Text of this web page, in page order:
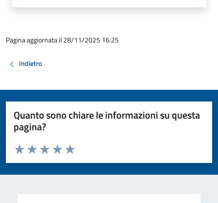
Pagina aggiornata il 28/11/2025 16:25
Indietro
Quanto sono chiare le informazioni su questa
pagina?
Valuta da 1 a 5 stelle la pagina
Valuta 5 stelle su 5
Valuta 4 stelle su 5
Valuta 3 stelle su 5
Valuta 2 stelle su 5
Valuta 1 stelle su 5